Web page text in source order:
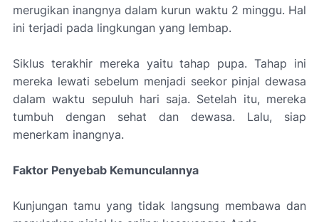
merugikan inangnya dalam kurun waktu 2 minggu. Hal
ini terjadi pada lingkungan yang lembap.
Siklus terakhir mereka yaitu tahap pupa. Tahap ini
mereka lewati sebelum menjadi seekor pinjal dewasa
dalam waktu sepuluh hari saja. Setelah itu, mereka
tumbuh dengan sehat dan dewasa. Lalu, siap
menerkam inangnya.
Faktor Penyebab Kemunculannya
Kunjungan tamu yang tidak langsung membawa dan